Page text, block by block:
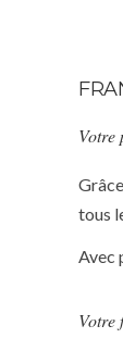
Votre
tous
Avec
Votre